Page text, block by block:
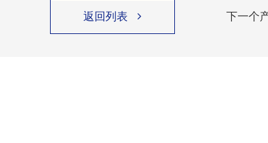
返回列表 